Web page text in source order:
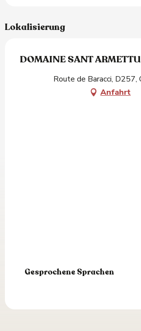
Lokalisierung
DOMAINE SANT ARMETTU
Route de Baracci, D257,
Anfahrt
Gesprochene Sprachen
Gesprochene Sprachen